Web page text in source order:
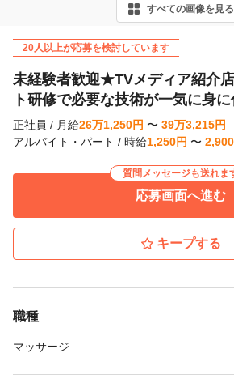
すべての画像を見る
20人以上が応募を検討しています
未経験者歓迎★TVメディア紹介
ト研修で必要な技術が一気に身に
正社員 / 月給26万1,250円 〜 39万3,215円
アルバイト・パート / 時給1,250円 〜 2,900
質問メッセージも送れま
応募画面へ進む
キープする
職種
マッサージ